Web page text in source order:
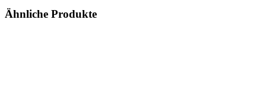
Ähnliche Produkte